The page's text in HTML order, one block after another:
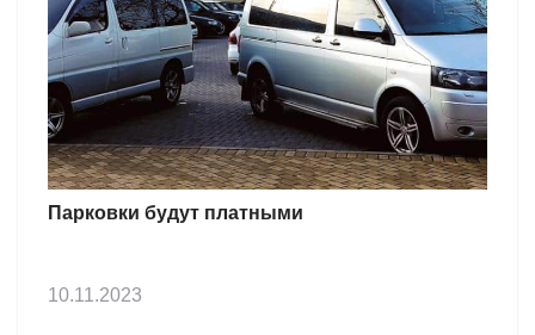
Парковки будут платными
10.11.2023